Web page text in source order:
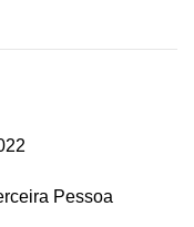
Pessoa